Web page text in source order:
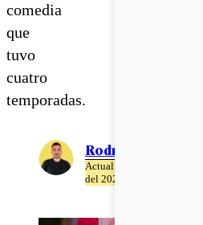
comedia
que
tuvo
cuatro
temporadas.
Rodrigo León
Actualizado el 07 de Agosto
del 2020